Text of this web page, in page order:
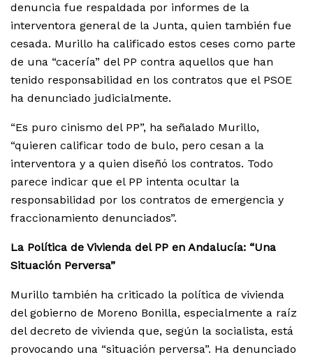
denuncia fue respaldada por informes de la
interventora general de la Junta, quien también fue
cesada. Murillo ha calificado estos ceses como parte
de una “cacería” del PP contra aquellos que han
tenido responsabilidad en los contratos que el PSOE
ha denunciado judicialmente.
“Es puro cinismo del PP”, ha señalado Murillo,
“quieren calificar todo de bulo, pero cesan a la
interventora y a quien diseñó los contratos. Todo
parece indicar que el PP intenta ocultar la
responsabilidad por los contratos de emergencia y
fraccionamiento denunciados”.
La Política de Vivienda del PP en Andalucía: “Una
Situación Perversa”
Murillo también ha criticado la política de vivienda
del gobierno de Moreno Bonilla, especialmente a raíz
del decreto de vivienda que, según la socialista, está
provocando una “situación perversa”. Ha denunciado